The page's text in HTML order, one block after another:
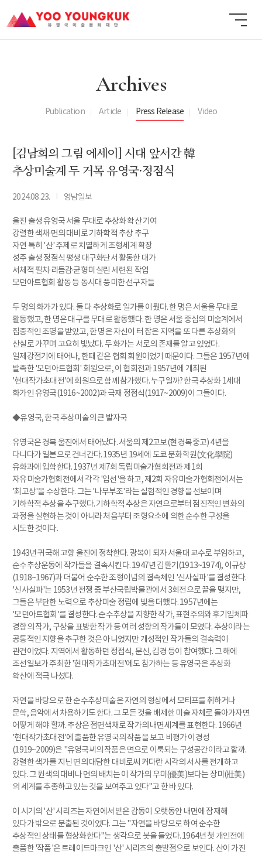
Archives
Publication Article Press Release Video
[김남희의 그림 에세이] 시대 앞서간 韓
추상미술계 두 거목 유영국·정점식
2024.08.23. 영남일보
울진 출생 유영국 서울 무대로 추상화 확산 기여
강렬한 색채·면의 대비로 기하학적 추상 추구
자연 특히 '산' 주제로 치열하게 조형세계 확장
성주 출생 정점식 평생 대구화단서 활동한 대가
서체적 필치·리듬감·균형미 살린 세련된 작업
모던아트협회 활동 등 동시대 풍미한 선구자들
두 명의 화가가 있다. 둘 다 추상화로 일가를 이뤘다. 한 명은 서울을 무대로
활동했고, 한 명은 대구를 무대로 활동했다. 한 명은 서울 중심의 미술계에서
집중적인 조명을 받았고, 한 명은 자신이 터 잡은 지역을 또 다른 추상화의
산실로 가꾸며 고요히 빛났다. 두 화가는 서로의 존재를 알고 있었다.
일제강점기에 태어나, 한때 같은 협회 회원이었기 때문이다. 그들은 1957년에
발족한 '모던아트협회' 회원으로, 이 협회전과 1957년에 개최된
'현대작가초대전'에 회원으로 함께 참가했다. 누구일까? 한국 추상화 1세대
화가인 유영국(1916~2002)과 극재 정점식(1917~2009)이 그들이다.
◆유영국, 한국 추상미술의 큰 발자국
유영국은 경북 울진에서 태어났다. 서울의 제2고보(현 경복중고) 4년을
다니다가 일본으로 건너간다. 1935년 19세에 도쿄 문화학원(文化學院)
유화과에 입학한다. 1937년 제7회 독립미술가협회전과 제1회
자유미술가협회전에서 각각 '입선'을 하고, 제2회 자유미술가협회전에서는
'최고상'을 수상한다. 그는 '나무부조'라는 실험적인 경향을 선보이며
기하학적 추상을 추구했다. 기하학적 추상은 자연으로부터 점진적인 변화의
과정을 실현하는 것이 아니라 처음부터 조형요소에 의한 순수한 구성을
시도한 것이다.
1943년 귀국해 고향 울진에 정착한다. 광복이 되자 서울대 교수로 부임하고,
순수추상운동에 작가들을 결속시킨다. 1947년 김환기(1913~1974), 이규상
(1918~1967)과 더불어 순수한 조형이념의 결속체인 '신사실파'를 결성한다.
'신사실파'는 1953년 전쟁 중 부산국립박물관에서 3회전으로 끝을 맺지만,
그들은 부단한 노력으로 추상미술 정립에 빛을 더했다. 1957년에는
'모던아트협회'를 결성한다. 순수추상을 지향한 작가, 표현주의와 후기입체파
경향의 작가, 구상을 표방한 작가 등 여러 성향의 작가들이 모였다. 추상이라는
공통적인 지향을 추구한 것은 아니었지만 개성적인 작가들의 결속력이
관건이었다. 지역에서 활동하던 정점식, 문신, 김경 등이 참여했다. 그 해에
조선일보가 주최한 '현대작가초대전'에도 참가하는 등 유영국은 추상화
확산에 적극 나섰다.
자연을 바탕으로 한 순수추상미술은 자연의 형상에서 모티프를 취하거나
문학, 음악에서 차용하기도 한다. 그 모든 것을 배제한 미술 자체로 돌아가자면
어떻게 해야 할까. 추상은 점면색채로 작가의 내면세계를 표현한다. 1966년
'현대작가초대전'에 출품한 유영국의 작품을 보고 비평가 이경성
(1919~2009)은 "유영국씨의 작품은 면으로 이룩되는 구성공간이라고 할까.
강렬한 색가를 지닌 면의 대담한 대비로써 커다란 시각의 서사를 전개하고
있다. 그 원색의 대비나 면의 배치는 이 작가의 우미(優美)보다는 장미(壯美)
의 세계를 추종하고 있는 것을 보여주고 있다"고 한 바 있다.
이 시기의 '산' 시리즈는 자연에서 받은 감동이 오랫동안 내면에 잠재해
있다가 밖으로 분출된 것이었다. 그는 "자연을 바탕으로 하여 순수한
추상적인 상태를 형상화한다"는 생각으로 붓을 들었다. 1964년 첫 개인전에
출품한 '작품'은 트레이드마크인 '산' 시리즈의 출발점으로 보인다. 산이 가진